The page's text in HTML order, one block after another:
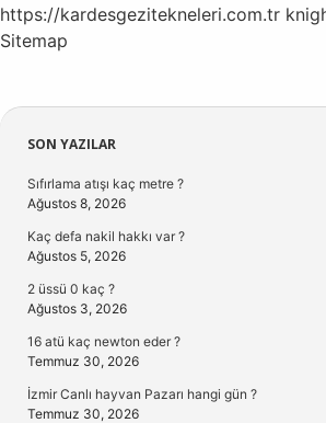
https://kardesgezitekneleri.com.tr
Sitemap
Sidebar
SON YAZILAR
Sıfırlama atışı kaç metre ?
Ağustos 8, 2026
Kaç defa nakil hakkı var ?
Ağustos 5, 2026
2 üssü 0 kaç ?
Ağustos 3, 2026
16 atü kaç newton eder ?
Temmuz 30, 2026
İzmir Canlı hayvan Pazarı hangi gün ?
Temmuz 30, 2026